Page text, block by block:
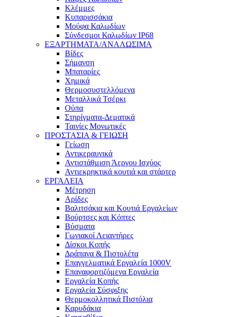
Κλέμμες
Κυπαρισσάκια
Μούφα Καλωδίων
Σύνδεσμοι Καλωδίων IP68
ΕΞΑΡΤΗΜΑΤΑ/ΑΝΑΛΩΣΙΜΑ
Βίδες
Σήμανση
Μπαταρίες
Χημικά
Θερμοσυστελλόμενα
Μεταλλικά Τσέρκι
Ούπα
Στηρίγματα-Δεματικά
Ταινίες Μονωτικές
ΠΡΟΣΤΑΣΙΑ & ΓΕΙΩΣΗ
Γείωση
Αντικεραυνικά
Αντιστάθμιση Άεργου Ισχύος
Αντιεκρηκτικά κουτιά και στάρτερ
ΕΡΓΑΛΕΙΑ
Μέτρηση
Αρίδες
Βαλιτσάκια και Κουτιά Εργαλείων
Βούρτσες και Κόπτες
Βύσματα
Γωνιακοί Λειαντήρες
Δίσκοι Κοπής
Δράπανα & Πιστολέτα
Επαγγελματικά Εργαλεία 1000V
Επαναφορτιζόμενα Εργαλεία
Εργαλεία Κοπής
Εργαλεία Σύσφιξης
Θερμοκολλητικά Πιστόλια
Καρυδάκια